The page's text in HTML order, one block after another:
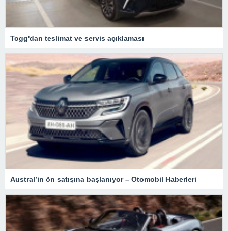
Togg'dan teslimat ve servis açıklaması
Austral’in ön satışına başlanıyor – Otomobil Haberleri